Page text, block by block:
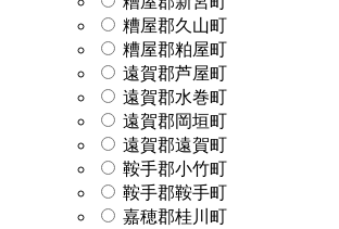
糟屋郡久山町
糟屋郡粕屋町
遠賀郡芦屋町
遠賀郡水巻町
遠賀郡岡垣町
遠賀郡遠賀町
鞍手郡小竹町
鞍手郡鞍手町
嘉穂郡桂川町